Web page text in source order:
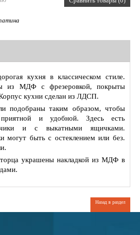
кухня в классическом стиле.
из МДФ с фрезеровкой, покрыты
кухни сделан из ЛДСП.
подобраны таким образом, чтобы
приятной и удобной. Здесь есть
и с выкатными ящичками.
могут быть с остеклением или без.
украшены накладкой из МДФ в
Назад в раздел